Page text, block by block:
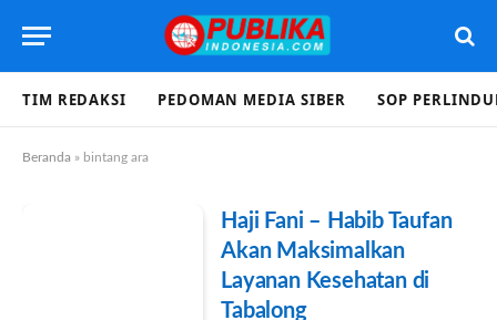
TIM REDAKSI PEDOMAN MEDIA SIBER SOP
Beranda » bintang ara
Haji Fani – Habib Taufan
Akan Maksimalkan
Layanan Kesehatan di
Tabalong